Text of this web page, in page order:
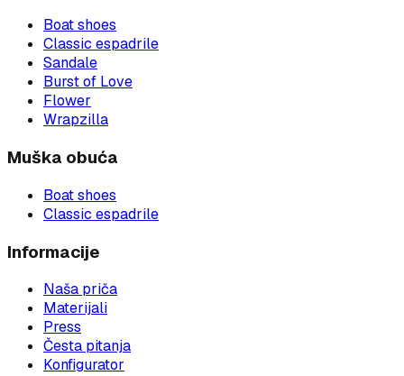
Boat shoes
Classic espadrile
Sandale
Burst of Love
Flower
Wrapzilla
Muška obuća
Boat shoes
Classic espadrile
Informacije
Naša priča
Materijali
Press
Česta pitanja
Konfigurator